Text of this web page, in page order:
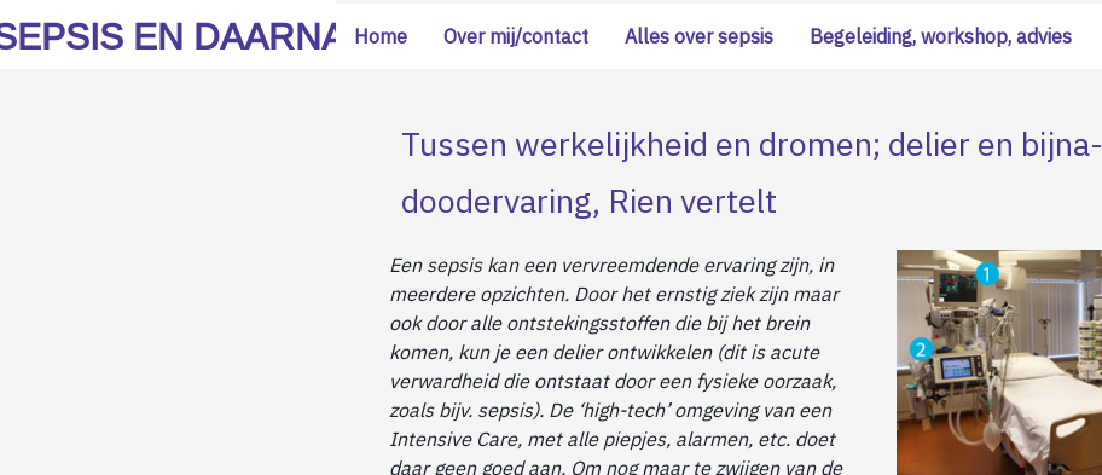
Tussen werkelijkheid en dromen; delier en bijna-
doodervaring, Rien vertelt
Een sepsis kan een vervreemdende ervaring zijn, in
meerdere opzichten. Door het ernstig ziek zijn maar
ook door alle ontstekingsstoffen die bij het brein
komen, kun je een delier ontwikkelen (dit is acute
verwardheid die ontstaat door een fysieke oorzaak,
zoals bijv. sepsis). De ‘high-tech’ omgeving van een
Intensive Care, met alle piepjes, alarmen, etc. doet
daar geen goed aan. Om nog maar te zwijgen van de
EN DAARNA Home Over mij/contact Alles over sepsis Begeleiding, workshop, advies